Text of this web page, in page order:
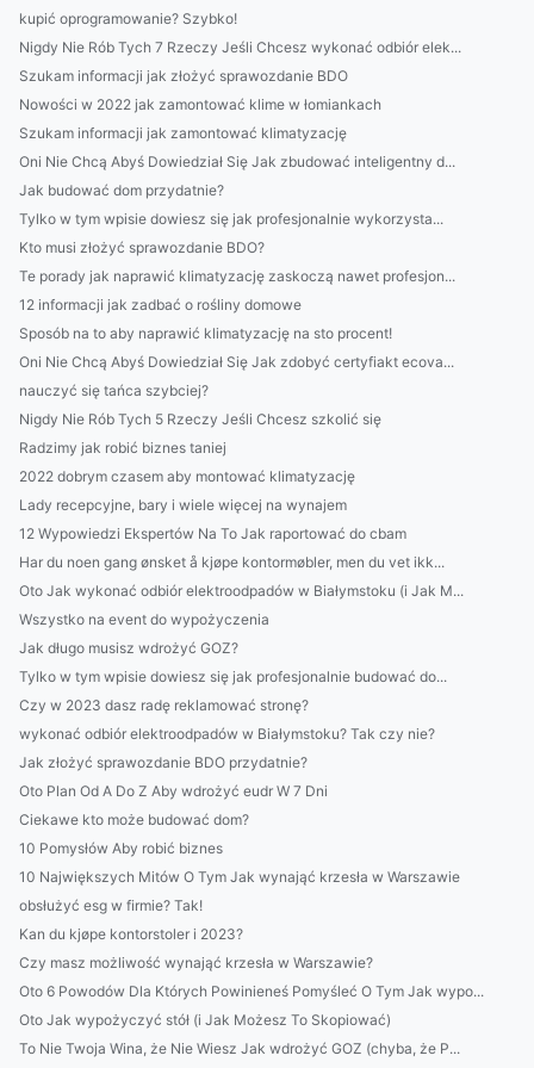
kupić oprogramowanie? Szybko!
Nigdy Nie Rób Tych 7 Rzeczy Jeśli Chcesz wykonać odbiór elek...
Szukam informacji jak złożyć sprawozdanie BDO
Nowości w 2022 jak zamontować klime w łomiankach
Szukam informacji jak zamontować klimatyzację
Oni Nie Chcą Abyś Dowiedział Się Jak zbudować inteligentny d...
Jak budować dom przydatnie?
Tylko w tym wpisie dowiesz się jak profesjonalnie wykorzysta...
Kto musi złożyć sprawozdanie BDO?
Te porady jak naprawić klimatyzację zaskoczą nawet profesjon...
12 informacji jak zadbać o rośliny domowe
Sposób na to aby naprawić klimatyzację na sto procent!
Oni Nie Chcą Abyś Dowiedział Się Jak zdobyć certyfiakt ecova...
nauczyć się tańca szybciej?
Nigdy Nie Rób Tych 5 Rzeczy Jeśli Chcesz szkolić się
Radzimy jak robić biznes taniej
2022 dobrym czasem aby montować klimatyzację
Lady recepcyjne, bary i wiele więcej na wynajem
12 Wypowiedzi Ekspertów Na To Jak raportować do cbam
Har du noen gang ønsket å kjøpe kontormøbler, men du vet ikk...
Oto Jak wykonać odbiór elektroodpadów w Białymstoku (i Jak M...
Wszystko na event do wypożyczenia
Jak długo musisz wdrożyć GOZ?
Tylko w tym wpisie dowiesz się jak profesjonalnie budować do...
Czy w 2023 dasz radę reklamować stronę?
wykonać odbiór elektroodpadów w Białymstoku? Tak czy nie?
Jak złożyć sprawozdanie BDO przydatnie?
Oto Plan Od A Do Z Aby wdrożyć eudr W 7 Dni
Ciekawe kto może budować dom?
10 Pomysłów Aby robić biznes
10 Największych Mitów O Tym Jak wynająć krzesła w Warszawie
obsłużyć esg w firmie? Tak!
Kan du kjøpe kontorstoler i 2023?
Czy masz możliwość wynająć krzesła w Warszawie?
Oto 6 Powodów Dla Których Powinieneś Pomyśleć O Tym Jak wypo...
Oto Jak wypożyczyć stół (i Jak Możesz To Skopiować)
To Nie Twoja Wina, że Nie Wiesz Jak wdrożyć GOZ (chyba, że P...